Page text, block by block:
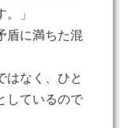
」
盾に満ちた混
なく、ひと
しているので